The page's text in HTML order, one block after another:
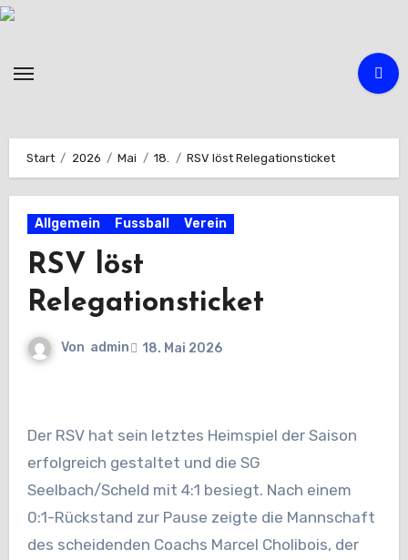
Zum
Start 2026 Mai 18. RSV löst Relegationsticket
Allgemein Fussball Verein
RSV löst
Relegationsticket
Von admin 18. Mai 2026
Der RSV hat sein letztes Heimspiel der Saison
erfolgreich gestaltet und die SG
Seelbach/Scheld mit 4:1 besiegt. Nach einem
0:1-Rückstand zur Pause zeigte die Mannschaft
des scheidenden Coachs Marcel Cholibois, der